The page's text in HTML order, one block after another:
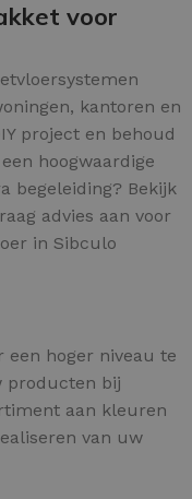
voor
kantoren en
project en behoud
hoogwaardige
begeleiding? Bekijk
advies aan voor
in Sibculo
hoger niveau te
producten bij
aan kleuren
van uw